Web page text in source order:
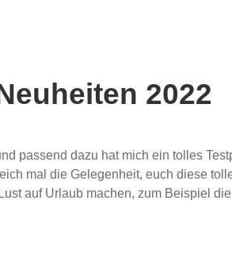
2022
passend dazu hat mich ein tolles
mal die Gelegenheit, euch diese
auf Urlaub machen, zum Beispiel